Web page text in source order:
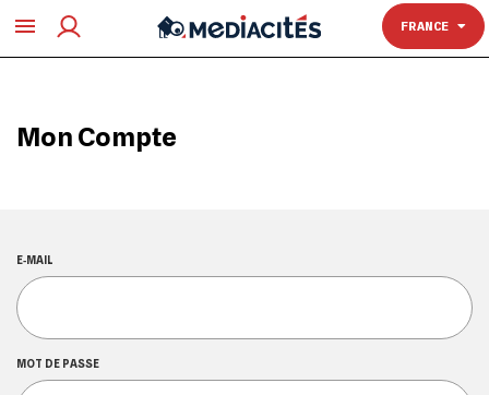
FRANCE
TOULOUSE
Mon Compte
E‑MAIL
MOT DE PASSE